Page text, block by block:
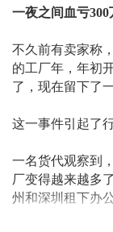
一夜之间血亏
不久前有卖家称
的工厂年，年初
了，现在留下了
这一事件引起了
一名货代观察到
厂变得越来越多
州和深圳租下办